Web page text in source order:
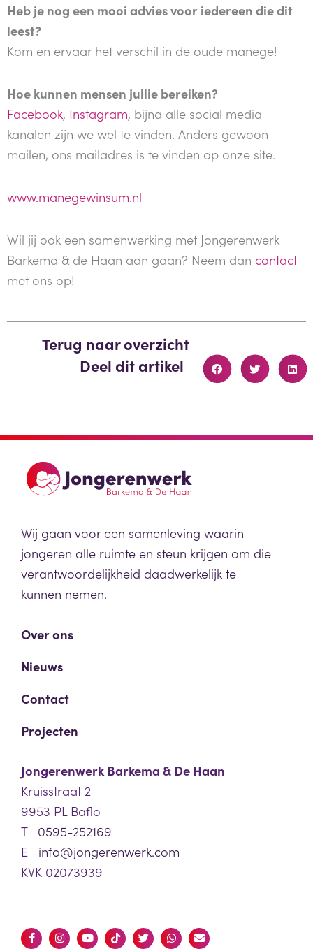
Heb je nog een mooi advies voor iedereen die dit
leest?
Kom en ervaar het verschil in de oude manege!
Hoe kunnen mensen jullie bereiken?
Facebook, Instagram, bijna alle social media
kanalen zijn we wel te vinden. Anders gewoon
mailen, ons mailadres is te vinden op onze site.
www.manegewinsum.nl
Wil jij ook een samenwerking met Jongerenwerk
Barkema & de Haan aan gaan? Neem dan contact
met ons op!
Terug naar overzicht
Deel dit artikel
Wij gaan voor een samenleving waarin
jongeren alle ruimte en steun krijgen om die
verantwoordelijkheid daadwerkelijk te
kunnen nemen.
Over ons
Nieuws
Contact
Projecten
Jongerenwerk Barkema & De Haan
Kruisstraat 2
9953 PL Baflo
T 0595-252169
E info@jongerenwerk.com
KVK 02073939
F I Y T T W E